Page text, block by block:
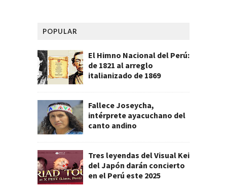
POPULAR
El Himno Nacional del Perú:
de 1821 al arreglo
italianizado de 1869
Fallece Joseycha,
intérprete ayacuchano del
canto andino
Tres leyendas del Visual Kei
del Japón darán concierto
en el Perú este 2025